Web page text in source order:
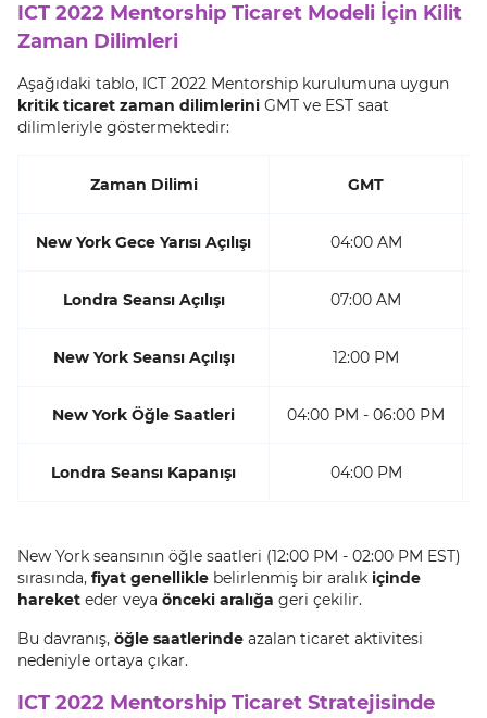
ICT 2022 Mentorship Ticaret Modeli İçin Kilit
Zaman Dilimleri
Aşağıdaki tablo, ICT 2022 Mentorship kurulumuna uygun
kritik ticaret zaman dilimlerini GMT ve EST saat
dilimleriyle göstermektedir:
Zaman Dilimi GMT
New York Gece Yarısı Açılışı 04:00 AM
Londra Seansı Açılışı 07:00 AM
New York Seansı Açılışı 12:00 PM
New York Öğle Saatleri 04:00 PM - 06:00 PM
Londra Seansı Kapanışı 04:00 PM
New York seansının öğle saatleri (12:00 PM - 02:00 PM EST)
sırasında, fiyat genellikle belirlenmiş bir aralık içinde
hareket eder veya önceki aralığa geri çekilir.
Bu davranış, öğle saatlerinde azalan ticaret aktivitesi
nedeniyle ortaya çıkar.
ICT 2022 Mentorship Ticaret Stratejisinde